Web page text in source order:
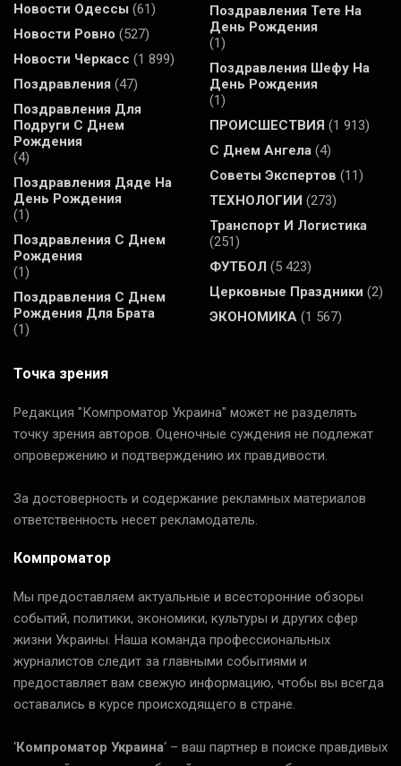
Новости Одессы (61)
Новости Ровно (527)
Новости Черкасс (1 899)
Поздравления (47)
Поздравления Для
Подруги С Днем
Рождения
(4)
Поздравления Дяде На
День Рождения
(1)
Поздравления С Днем
Рождения
(1)
Поздравления С Днем
Рождения Для Брата
(1)
Поздравления Тете На
День Рождения
(1)
Поздравления Шефу На
День Рождения
(1)
ПРОИСШЕСТВИЯ (1 913)
С Днем Ангела (4)
Советы Экспертов (11)
ТЕХНОЛОГИИ (273)
Транспорт И Логистика
(251)
ФУТБОЛ (5 423)
Церковные Праздники (2)
ЭКОНОМИКА (1 567)
Точка зрения
Редакция "Компроматор Украина" может не разделять
точку зрения авторов. Оценочные суждения не подлежат
опровержению и подтверждению их правдивости.
За достоверность и содержание рекламных материалов
ответственность несет рекламодатель.
Компроматор
Мы предоставляем актуальные и всесторонние обзоры
событий, политики, экономики, культуры и других сфер
жизни Украины. Наша команда профессиональных
журналистов следит за главными событиями и
предоставляет вам свежую информацию, чтобы вы всегда
оставались в курсе происходящего в стране.
‘Компроматор Украина‘ – ваш партнер в поиске правдивых